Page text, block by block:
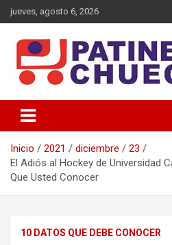
Saltar
al
jueves, agosto 6, 2026
Patines y
Inicio 2021 diciembre
23
El Adiós al Hockey de Universidad
Que Usted Conocer
10 DATOS QUE DEBE CONOCER